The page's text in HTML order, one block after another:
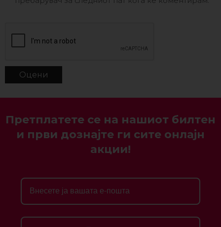
Претплатете се на нашиот билтен
и први дознајте ги сите онлајн
акции!